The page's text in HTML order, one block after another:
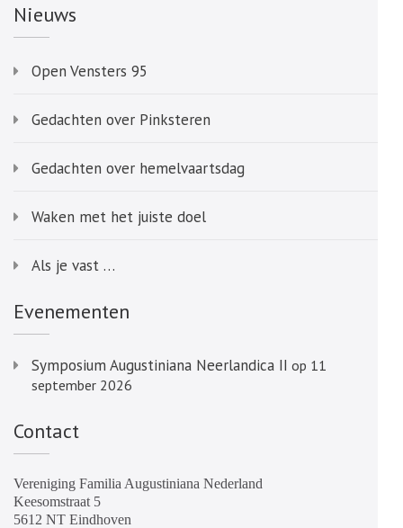
Nieuws
Open Vensters 95
Gedachten over Pinksteren
Gedachten over hemelvaartsdag
Waken met het juiste doel
Als je vast …
Evenementen
Symposium Augustiniana Neerlandica II op 11
september 2026
Contact
Vereniging Familia Augustiniana Nederland
Keesomstraat 5
5612 NT Eindhoven